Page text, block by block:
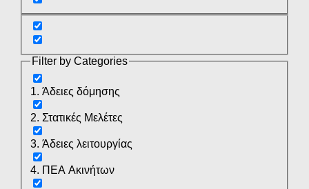
Filter by Categories
1. Άδειες δόμησης
2. Στατικές Μελέτες
3. Άδειες λειτουργίας
4. ΠΕΑ Ακινήτων